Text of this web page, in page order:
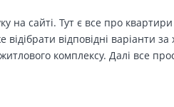
сайті. Тут є все про
відповідні варіанти
комплексу. Далі все